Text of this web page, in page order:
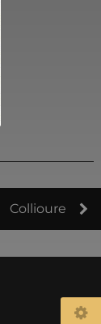
Collioure